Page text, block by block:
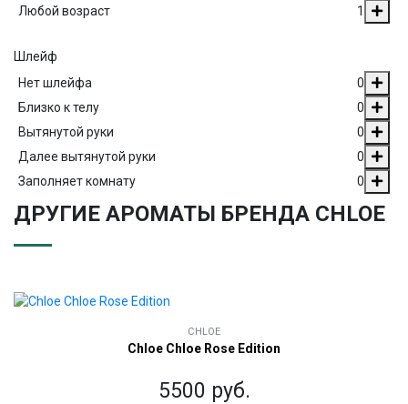
Любой возраст 1
Шлейф
Нет шлейфа
0
Близко к телу
0
Вытянутой руки
0
Далее вытянутой руки
0
Заполняет комнату
0
ДРУГИЕ АРОМАТЫ БРЕНДА CHLOE
CHLOE
Chloe Chloe Rose Edition
5500 руб.